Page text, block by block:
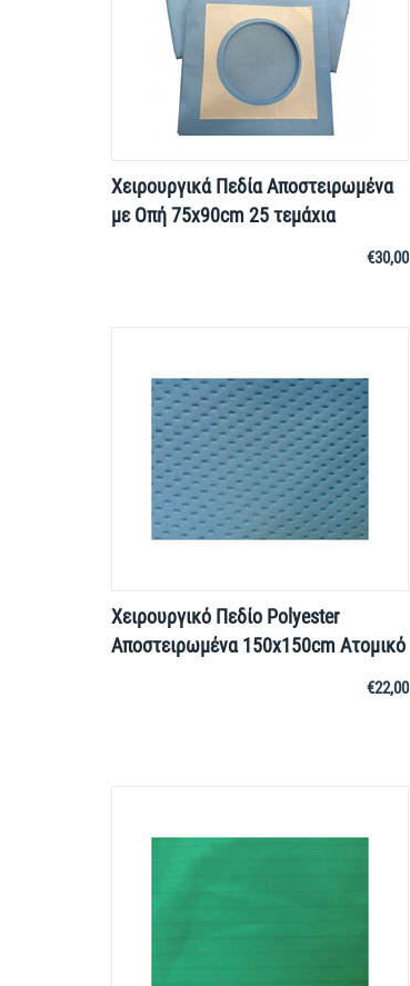
Χειρουργικά Πεδία Αποστειρωμένα
με Οπή 75x90cm 25 τεμάχια
€30,00
Χειρουργικό Πεδίο Polyester
Αποστειρωμένα 150x150cm Ατομικό
€22,00